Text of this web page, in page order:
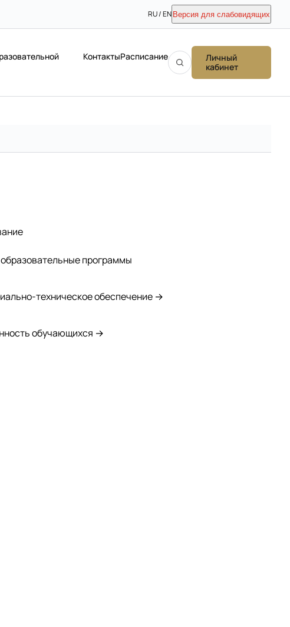
RU / EN Версия для слабовидящих
КонтактыРасписание
Личный
кабинет
программы
техническое обеспечение →
обучающихся →